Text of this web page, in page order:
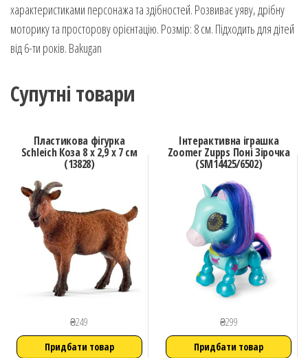
характеристиками персонажа та здібностей. Розвиває уяву, дрібну
моторику та просторову орієнтацію. Розмір: 8 см. Підходить для дітей
від 6-ти років. Bakugan
Супутні товари
Пластикова фігурка
Schleich Коза 8 х 2,9 х 7 см
(13828)
₴249
Придбати товар
Інтерактивна іграшка
Zoomer Zupps Поні Зірочка
(SM14425/6502)
₴299
Придбати товар